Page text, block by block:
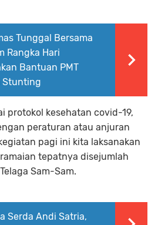
Tunggal Bersama
Rangka Hari
Bantuan PMT
Stunting
protokol kesehatan covid-19,
peraturan atau anjuran
pagi ini kita laksanakan
tepatnya disejumlah
Sam-Sam.
Serda Andi Satria,